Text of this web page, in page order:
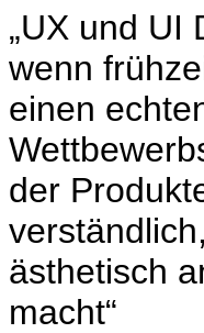
„UX und UI
wenn
einen
der
ästhetisch
macht“